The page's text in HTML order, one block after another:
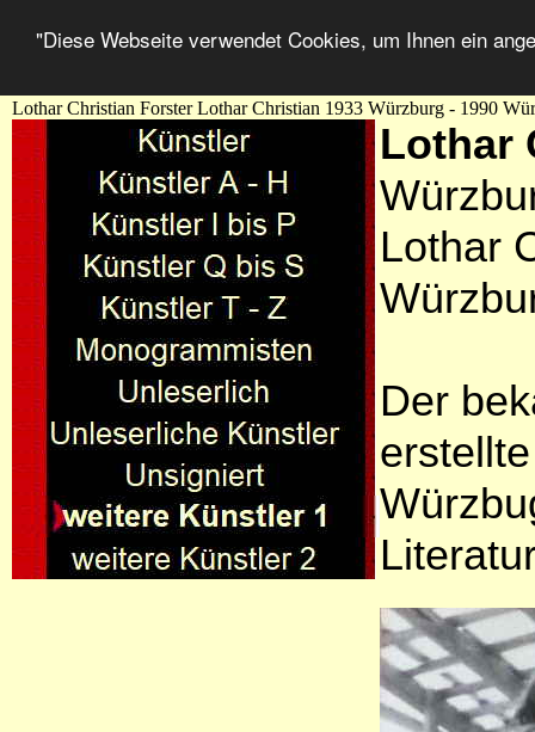
"Diese Webseite verwendet Cookies, um Ihnen ein
Lothar Christian Forster Lothar Christian 1933 Würzburg - 1990
Lothar
Lothar
Der